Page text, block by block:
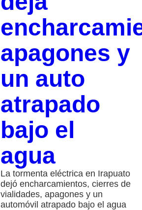
apagones y
un auto
atrapado
bajo el
agua
La tormenta eléctrica en Irapuato
dejó encharcamientos, cierres de
vialidades, apagones y un
automóvil atrapado bajo el agua